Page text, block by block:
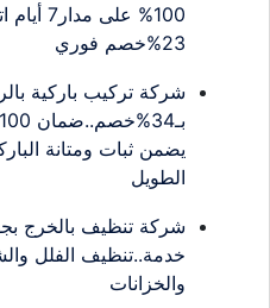
100%
23%خصم فوري
شركة تركيب باركية
يضمن ثبات ومتانة
الطويل
خدمة..تنظيف الفلل
والخزانات